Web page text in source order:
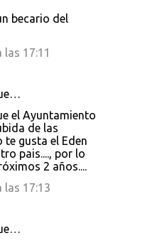
becario del
las 17:11
el Ayuntamiento
de las
te gusta el Eden
pais...., por lo
2 años....
las 17:13